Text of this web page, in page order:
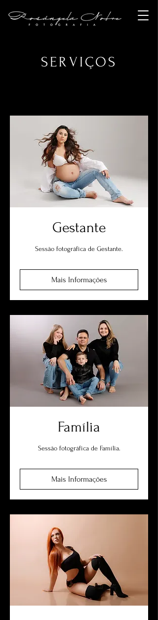
SERVIÇOS
Gestante
Sessão fotográfica de Gestante.
Mais Informações
Família
Sessão fotográfica de Família.
Mais Informações